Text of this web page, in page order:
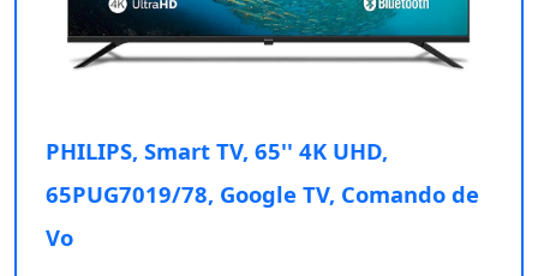
PHILIPS, Smart TV, 65'' 4K UHD,
65PUG7019/78, Google TV, Comando de
Vo